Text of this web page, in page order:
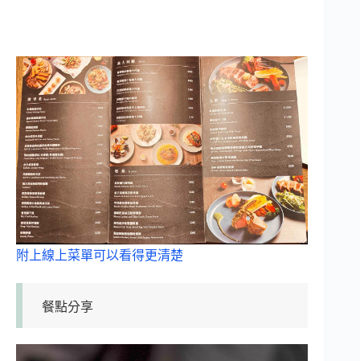
附上線上菜單可以看得更清楚
餐點分享